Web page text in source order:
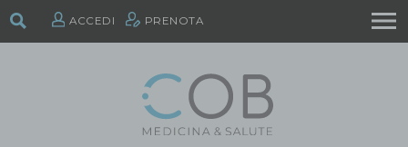
ACCEDI PRENOTA